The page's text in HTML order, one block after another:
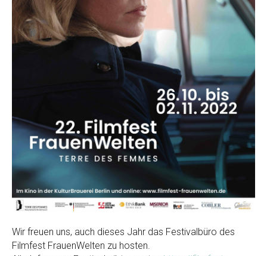
Wir freuen uns, auch dieses Jahr das Festivalbüro des
Filmfest FrauenWelten zu hosten.